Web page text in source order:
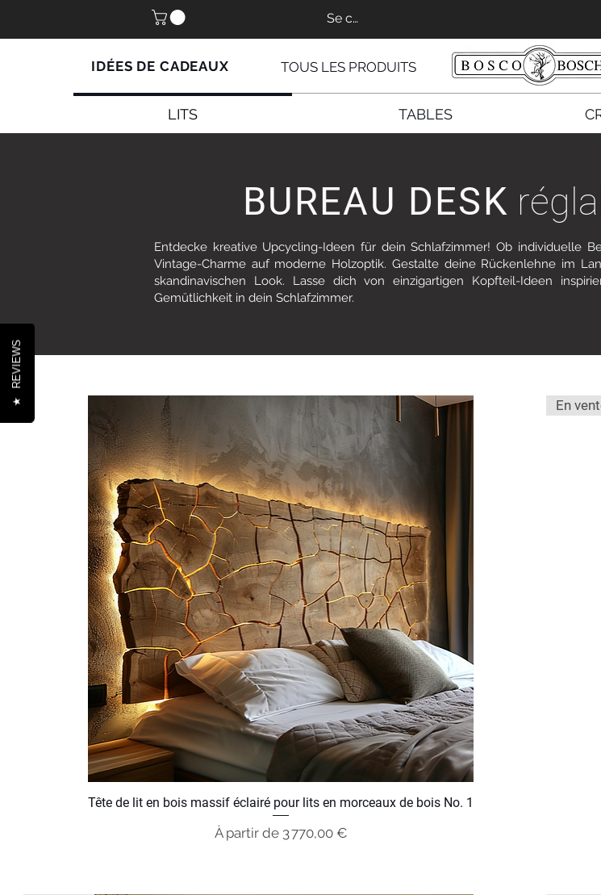
Se connecter
IDÉES DE CADEAUX TOUS LES PRODUITS
LITS TABLES
BUREAU DESK
Entdecke kreative Upcycling-Ideen für dein Schlafzimmer! Ob individuelle
Vintage-Charme auf moderne Holzoptik. Gestalte deine Rückenlehne im
skandinavischen Look. Lasse dich von einzigartigen Kopfteil-Ideen
Gemütlichkeit in dein Schlafzimmer.
Tête de lit en bois massif éclairé pour lits en morceaux de bois No. 1
À partir de 3 770,00 €
Prix promotionnel
En
★
REVIEWS